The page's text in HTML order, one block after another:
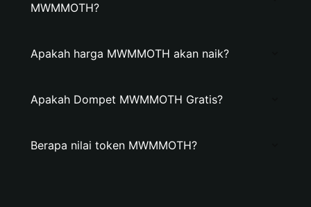
MWMMOTH?
Apakah harga MWMMOTH akan naik?
Apakah Dompet MWMMOTH Gratis?
Berapa nilai token MWMMOTH?